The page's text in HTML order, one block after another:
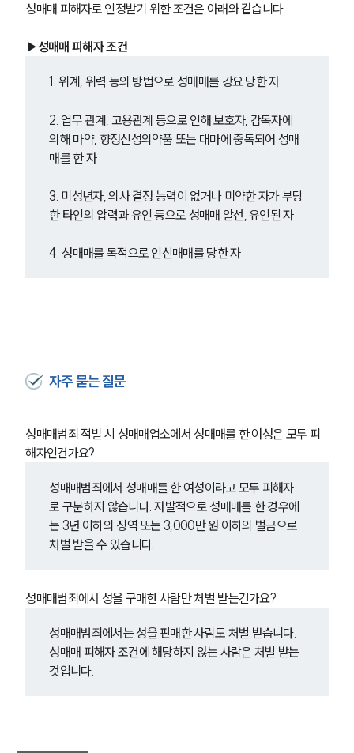
소식/자료
언론보도
공지사항
법률 블로그
세미나
대륜법률상담예약
성매매 피해자로 인정받기 위한 조건은 아래와 같습니다.
▶성매매 피해자 조건
1. 위계, 위력 등의 방법으로 성매매를 강요 당한 자
2. 업무 관계, 고용관계 등으로 인해 보호자, 감독자에
의해 마약, 향정신성의약품 또는 대마에 중독되어 성매
매를 한 자
3. 미성년자, 의사 결정 능력이 없거나 미약한 자가 부당
한 타인의 압력과 유인 등으로 성매매 알선, 유인된 자
4. 성매매를 목적으로 인신매매를 당한 자
자주 묻는 질문
성매매범죄 적발 시 성매매업소에서 성매매를 한 여성은 모두 피
해자인건가요?
성매매범죄에서 성매매를 한 여성이라고 모두 피해자
로 구분하지 않습니다. 자발적으로 성매매를 한 경우에
는 3년 이하의 징역 또는 3,000만 원 이하의 벌금으로
처벌 받을 수 있습니다.
성매매범죄에서 성을 구매한 사람만 처벌 받는건가요?
성매매범죄에서는 성을 판매한 사람도 처벌 받습니다.
성매매 피해자 조건에 해당하지 않는 사람은 처벌 받는
것입니다.